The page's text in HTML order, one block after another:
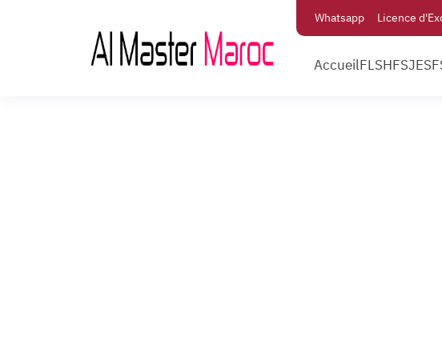
Whatsapp Licence
AccueilFLSHFSJES